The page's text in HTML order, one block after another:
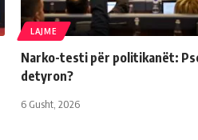
LAJME
Narko-testi për politikanët:
detyron?
6 Gusht, 2026